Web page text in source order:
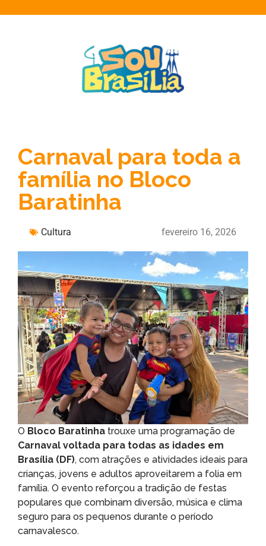
Carnaval para toda a
família no Bloco
Baratinha
Cultura fevereiro 16, 2026
O Bloco Baratinha trouxe uma programação de
Carnaval voltada para todas as idades em
Brasília (DF), com atrações e atividades ideais para
crianças, jovens e adultos aproveitarem a folia em
família. O evento reforçou a tradição de festas
populares que combinam diversão, música e clima
seguro para os pequenos durante o período
carnavalesco.